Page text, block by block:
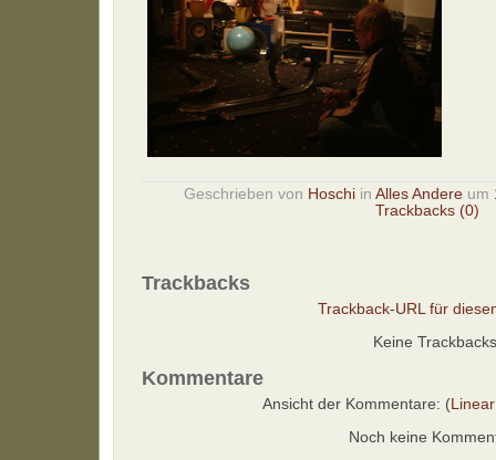
Geschrieben von Hoschi in Alles Andere um
Trackbacks (0)
Trackbacks
Trackback-URL für
Keine Trackbacks
Kommentare
Ansicht der Kommentare: (Linear
Noch keine